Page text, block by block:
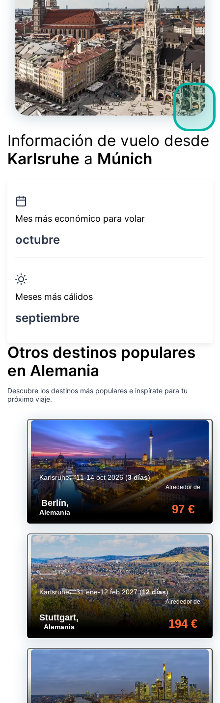
Información de vuelo desde
Karlsruhe a Múnich
Mes más económico para volar
octubre
Meses más cálidos
septiembre
Otros destinos populares
en Alemania
Descubre los destinos más populares e inspírate para tu
próximo viaje.
Berlín,
Alemania
Alrededor de
97 €
Karlsruhe 11-14 oct 2026(3 días)
Stuttgart,
Alemania
Alrededor de
194 €
Karlsruhe 31 ene-12 feb 2027(12 días)